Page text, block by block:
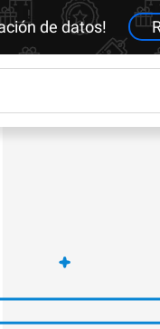
de datos!